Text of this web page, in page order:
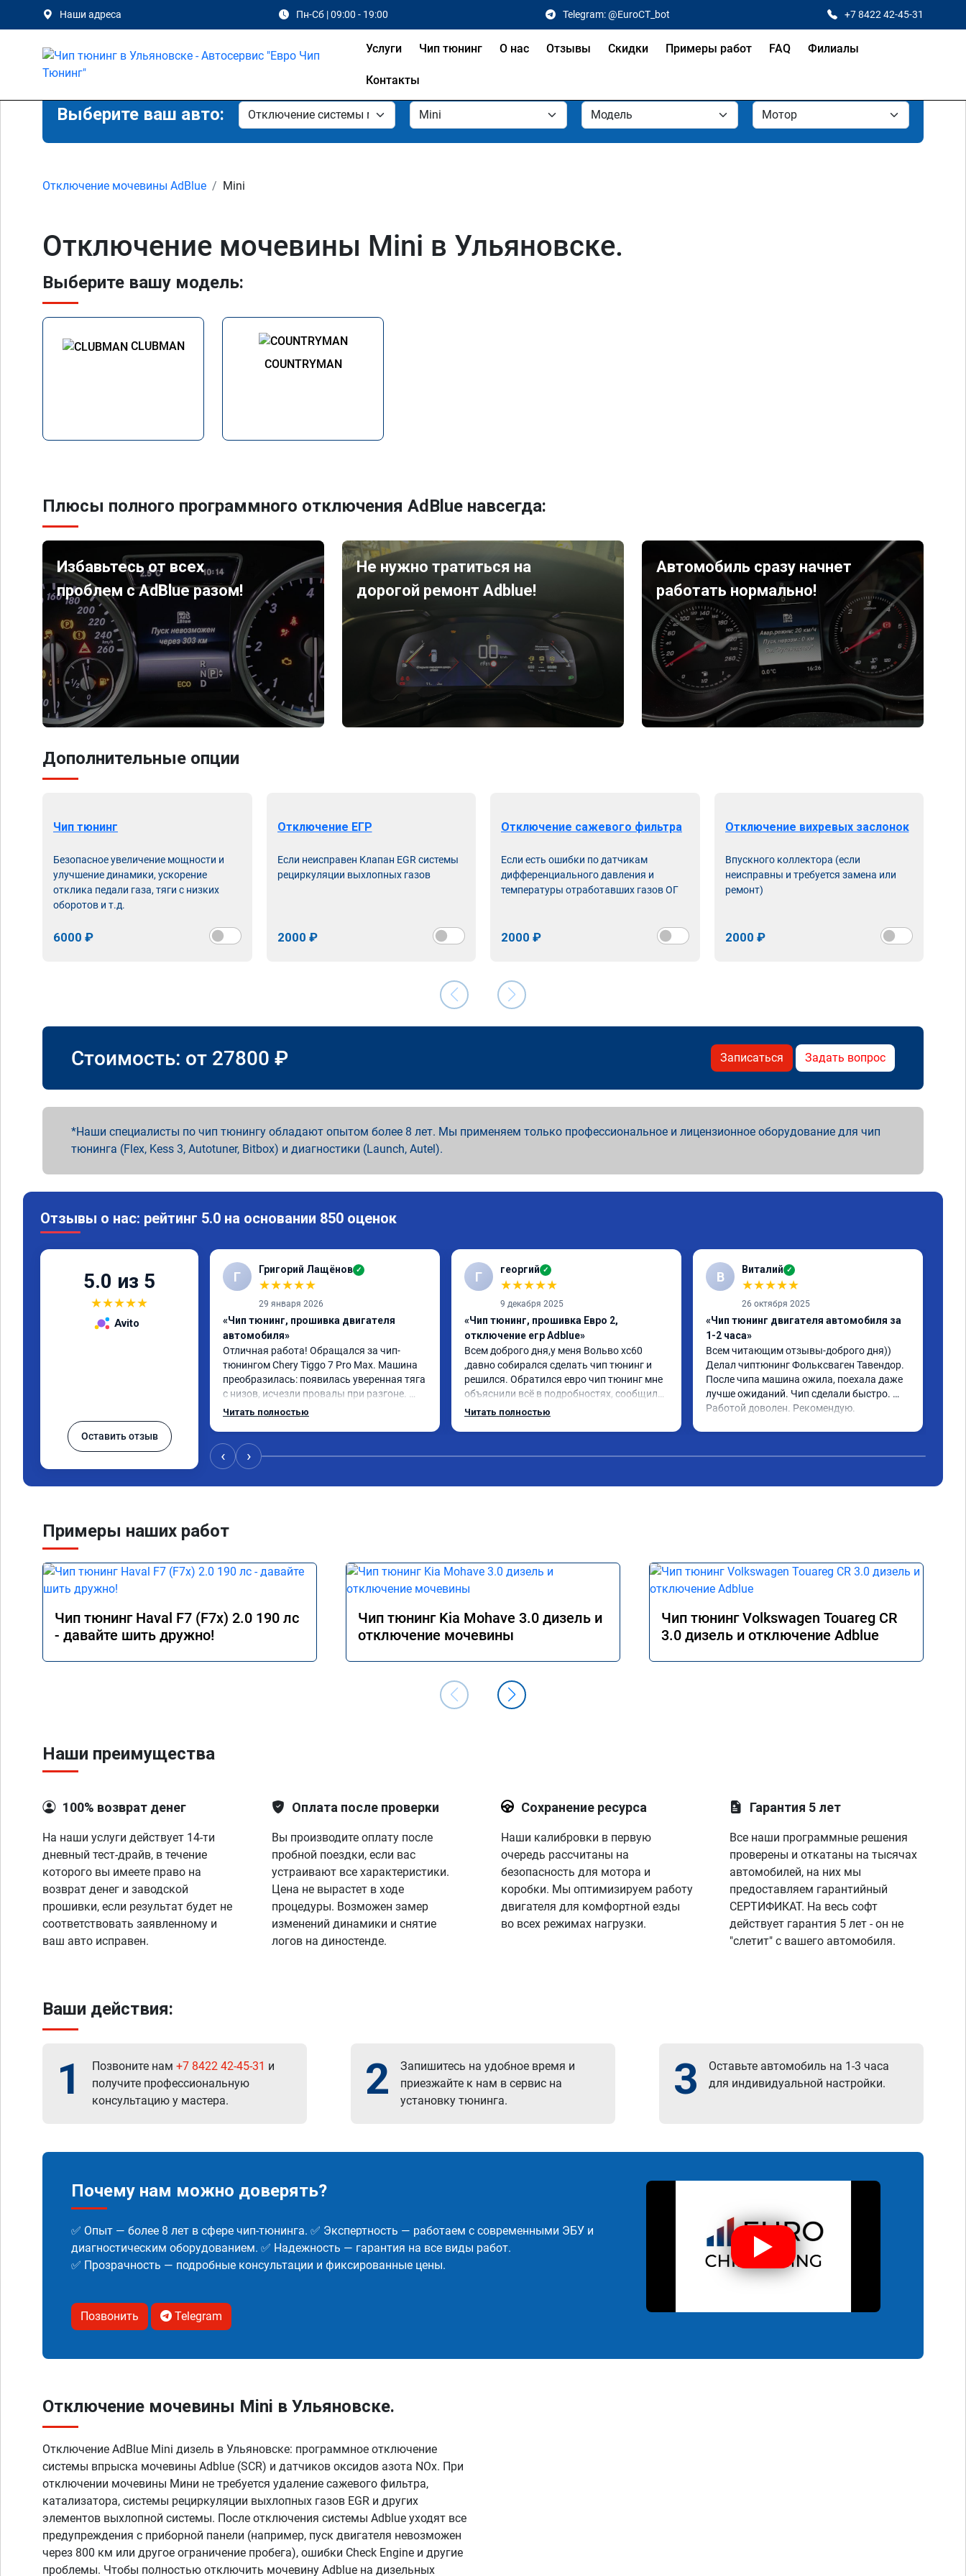
Наши адреса Пн-Сб | 09:00 - 19:00 Telegram: @EuroCT_bot +7 8422 42-45-31
Услуги Чип тюнинг О нас Отзывы Скидки Примеры работ FAQ Филиалы
Контакты
Выберите ваш авто:
Отключение мочевины AdBlue Mini
Отключение мочевины Mini в Ульяновске.
Выберите вашу модель:
CLUBMAN
COUNTRYMAN
Плюсы полного программного отключения AdBlue навсегда:
Избавьтесь от всех
проблем с AdBlue разом!
Не нужно тратиться на
дорогой ремонт Adblue!
Автомобиль сразу начнет
работать нормально!
Дополнительные опции
Чип тюнинг
Безопасное увеличение мощности и
улучшение динамики, ускорение
отклика педали газа, тяги с низких
оборотов и т.д.
6000 ₽
Отключение ЕГР
Если неисправен Клапан EGR системы
рециркуляции выхлопных газов
2000 ₽
Отключение сажевого фильтра
Если есть ошибки по датчикам
дифференциального давления и
температуры отработавших газов ОГ
2000 ₽
Отключение вихревых заслонок
Впускного коллектора (если
неисправны и требуется замена или
ремонт)
2000 ₽
Стоимость: от 27800 ₽ Записаться Задать вопрос
Наши специалисты по чип тюнингу обладают опытом более 8 лет. Мы применяем только профессиональное и лицензионное оборудование для чип
тюнинга (Flex, Kess 3, Autotuner, Bitbox) и диагностики (Launch, Autel).
Отзывы о нас: рейтинг 5.0 на основании 850 оценок
5.0 из 5
★★★★★
Avito
Оставить отзыв
Г Григорий Лащёнов ✓
★★★★★
29 января 2026
«Чип тюнинг, прошивка двигателя
автомобиля»
Отличная работа! Обращался за чип-
тюнингом Chery Tiggo 7 Pro Max. Машина
преобразилась: появилась уверенная тяга
с низов, исчезли провалы при разгоне.
Расход в спокойном режиме даже немного
всем, кто сомневается.
Читать полностью
Г георгий ✓
★★★★★
9 декабря 2025
«Чип тюнинг, прошивка Евро 2,
отключение егр Adblue»
Всем доброго дня,у меня Вольво xc60
,давно собирался сделать чип тюнинг и
решился. Обратился евро чип тюнинг мне
объяснили всё в подробностях, сообщили
сумму записали. Приехал в назначенное
Читать полностью
В Виталий ✓
★★★★★
26 октября 2025
«Чип тюнинг двигателя автомобиля за
1-2 часа»
Всем читающим отзывы-доброго дня))
Делал чиптюнинг Фольксваген Тавендор.
После чипа машина ожила, поехала даже
лучше ожиданий. Чип сделали быстро.
Работой доволен. Рекомендую.
‹ ›
Примеры наших работ
Чип тюнинг Haval F7 (F7x) 2.0 190 лс
- давайте шить дружно!
Чип тюнинг Kia Mohave 3.0 дизель и
отключение мочевины
Чип тюнинг Volkswagen Touareg CR
3.0 дизель и отключение Adblue
Наши преимущества
100% возврат денег
На наши услуги действует 14-ти
дневный тест-драйв, в течение
которого вы имеете право на
возврат денег и заводской
прошивки, если результат будет не
соответствовать заявленному и
ваш авто исправен.
Оплата после проверки
Вы производите оплату после
пробной поездки, если вас
устраивают все характеристики.
Цена не вырастет в ходе
процедуры. Возможен замер
изменений динамики и снятие
логов на диностенде.
Сохранение ресурса
Наши калибровки в первую
очередь рассчитаны на
безопасность для мотора и
коробки. Мы оптимизируем работу
двигателя для комфортной езды
во всех режимах нагрузки.
Гарантия 5 лет
Все наши программные решения
проверены и откатаны на тысячах
автомобилей, на них мы
предоставляем гарантийный
СЕРТИФИКАТ. На весь софт
действует гарантия 5 лет - он не
"слетит" с вашего автомобиля.
Ваши действия:
1 Позвоните нам +7 8422 42-45-31 и
получите профессиональную
консультацию у мастера.
2
Запишитесь на удобное время и
приезжайте к нам в сервис на
установку тюнинга.
3
Оставьте автомобиль на 1-3 часа
для индивидуальной настройки.
Почему нам можно доверять?
✅ Опыт — более 8 лет в сфере чип-тюнинга. ✅ Экспертность — работаем с современными ЭБУ и
диагностическим оборудованием. ✅ Надежность — гарантия на все виды работ.
✅ Прозрачность — подробные консультации и фиксированные цены.
Позвонить Telegram
Отключение мочевины Mini в Ульяновске.
Отключение AdBlue Mini дизель в Ульяновске: программное отключение
системы впрыска мочевины Adblue (SCR) и датчиков оксидов азота NOx. При
отключении мочевины Мини не требуется удаление сажевого фильтра,
катализатора, системы рециркуляции выхлопных газов EGR и других
элементов выхлопной системы. После отключения системы Adblue уходят все
предупреждения с приборной панели (например, пуск двигателя невозможен
через 800 км или другое ограничение пробега), ошибки Check Engine и другие
проблемы. Чтобы полностью отключить мочевину Adblue на дизельных